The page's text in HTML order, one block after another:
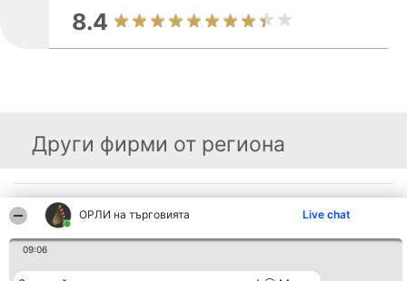
ОРЛИ на търговията Live chat
09:06
8.4
Други фирми от региона
Организатор на
класиране
Beautiful Company S.R.L.
BulevardulAleea Timișul De
4, Ap. 13
Победители
всички
Правила
Контакти